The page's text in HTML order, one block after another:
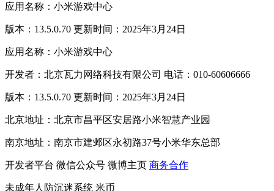
应用名称：小米游戏中心
版本：13.5.0.70 更新时间：2025年3月24日
应用名称：小米游戏中心
开发者：北京瓦力网络科技有限公司 电话：010-60606666
版本：13.5.0.70 更新时间：2025年3月24日
北京地址：北京市昌平区安居路小米智慧产业园
南京地址：南京市建邺区永初路37号小米华东总部
开发者平台 微信公众号 微博主页 商务合作
未成年人防沉迷系统 米币